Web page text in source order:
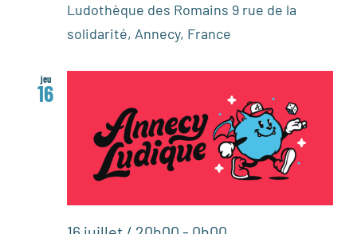
Ludothèque des Romains 9 rue de la
solidarité, Annecy, France
jeu
16